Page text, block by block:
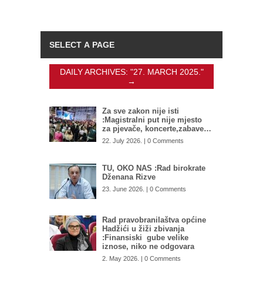
DAILY ARCHIVES: "27. MARCH 2025."
→
Za sve zakon nije isti
:Magistralni put nije mjesto
za pjevače, koncerte,zabave…
22. July 2026. | 0 Comments
TU, OKO NAS :Rad birokrate
Dženana Rizve
23. June 2026. | 0 Comments
Rad pravobranilaštva općine
Hadžići u žiži zbivanja
:Finansiski gube velike
iznose, niko ne odgovara
2. May 2026. | 0 Comments